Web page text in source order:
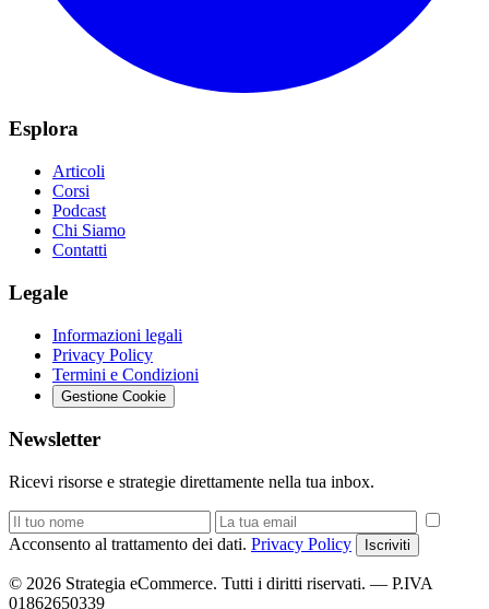
Esplora
Articoli
Corsi
Podcast
Chi Siamo
Contatti
Legale
Informazioni legali
Privacy Policy
Termini e Condizioni
Gestione Cookie
Newsletter
Ricevi risorse e strategie direttamente nella tua inbox.
Acconsento al trattamento dei dati. Privacy Policy Iscriviti
© 2026 Strategia eCommerce. Tutti i diritti riservati. — P.IVA
01862650339